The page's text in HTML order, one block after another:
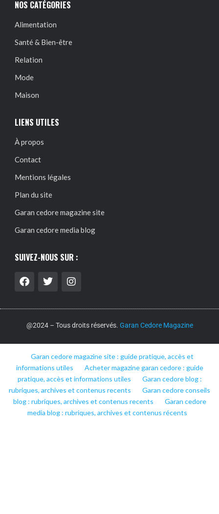
NOS CATÉGORIES
Alimentation
Santé & Bien-être
Relation
Mode
Maison
LIENS UTILES
À propos
Contact
Mentions légales
Plan du site
Garan cedore magazine site
Garan cedore media blog
SUIVEZ-NOUS SUR :
@2024 – Tous droits réservés. Garan Cedore Magazine
Garan cedore magazine site : guide pratique, accès et
informations utiles
Acheter magazine garan cedore : guide
pratique, accès et informations utiles
Garan cedore blog :
rubriques, archives et contenus recents
Garan cedore conseils
blog : rubriques, archives et contenus recents
Garan cedore
media blog : rubriques, archives et contenus récents